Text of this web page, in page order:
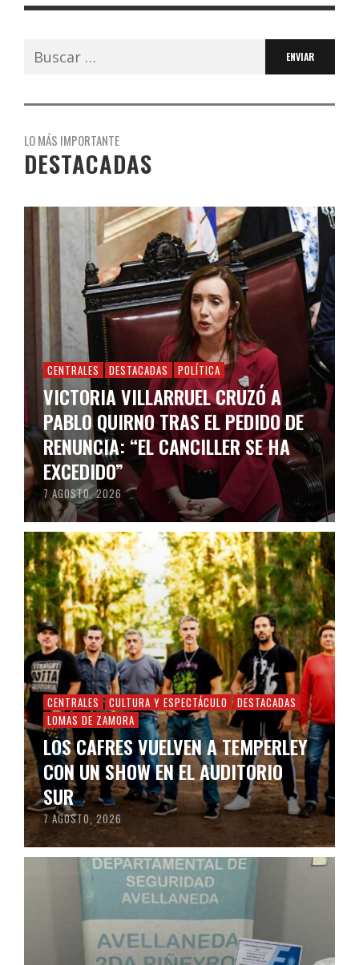
Buscar:
LO MÁS IMPORTANTE
DESTACADAS
CENTRALES DESTACADAS POLÍTICA
VICTORIA VILLARRUEL CRUZÓ A
PABLO QUIRNO TRAS EL PEDIDO DE
RENUNCIA: “EL CANCILLER SE HA
EXCEDIDO”
7 AGOSTO, 2026
CENTRALES CULTURA Y ESPECTÁCULO
DESTACADAS
LOMAS DE ZAMORA
LOS CAFRES VUELVEN A TEMPERLEY
CON UN SHOW EN EL AUDITORIO
SUR
7 AGOSTO, 2026